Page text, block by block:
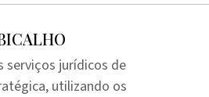
serviços jurídicos de
utilizando os